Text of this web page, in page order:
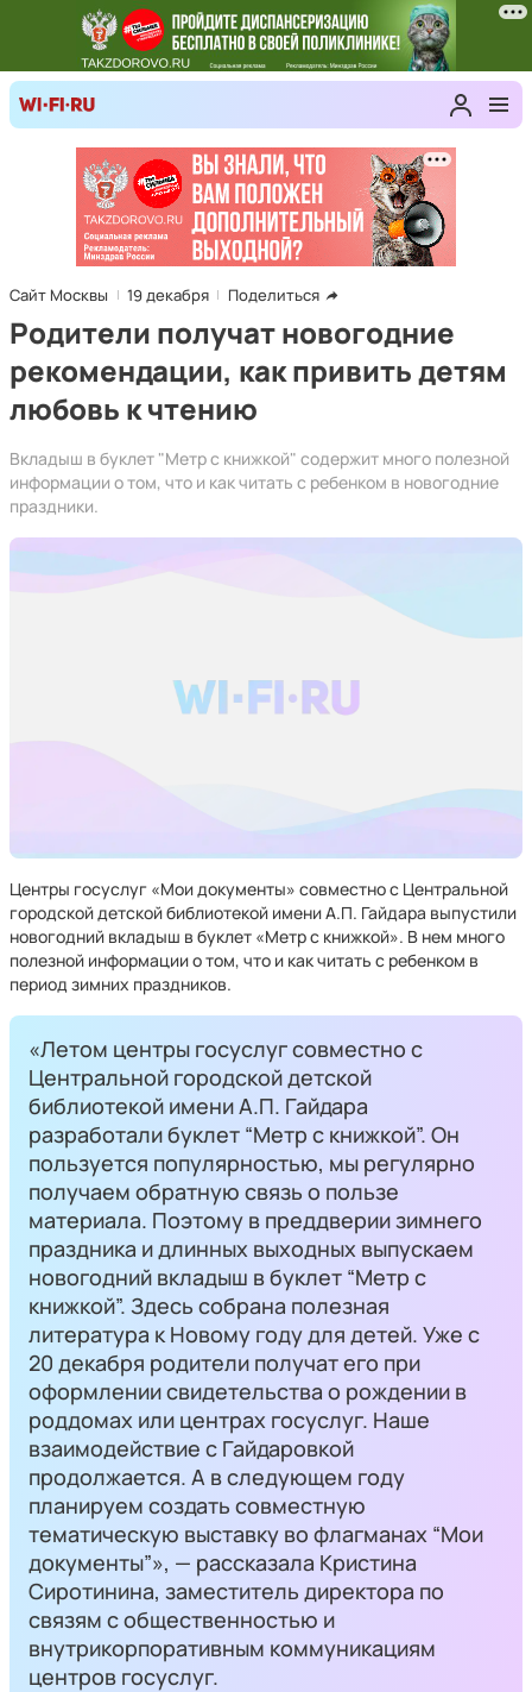
Сайт Москвы 19 декабря Поделиться
Родители получат новогодние
рекомендации, как привить детям
любовь к чтению
Вкладыш в буклет "Метр с книжкой" содержит много полезной
информации о том, что и как читать с ребенком в новогодние
праздники.
Центры госуслуг «Мои документы» совместно с Центральной
городской детской библиотекой имени А.П. Гайдара выпустили
новогодний вкладыш в буклет «Метр с книжкой». В нем много
полезной информации о том, что и как читать с ребенком в
период зимних праздников.
«Летом центры госуслуг совместно с
Центральной городской детской
библиотекой имени А.П. Гайдара
разработали буклет “Метр с книжкой”. Он
пользуется популярностью, мы регулярно
получаем обратную связь о пользе
материала. Поэтому в преддверии зимнего
праздника и длинных выходных выпускаем
новогодний вкладыш в буклет “Метр с
книжкой”. Здесь собрана полезная
литература к Новому году для детей. Уже с
20 декабря родители получат его при
оформлении свидетельства о рождении в
роддомах или центрах госуслуг. Наше
взаимодействие с Гайдаровкой
продолжается. А в следующем году
планируем создать совместную
тематическую выставку во флагманах “Мои
документы”», — рассказала Кристина
Сиротинина, заместитель директора по
связям с общественностью и
внутрикорпоративным коммуникациям
центров госуслуг.